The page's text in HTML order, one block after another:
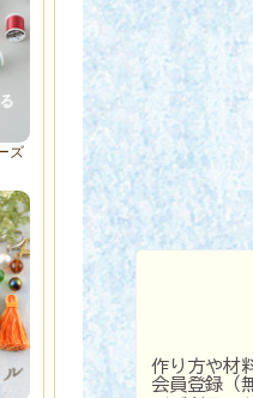
作り方や材
会員登録（
ズ